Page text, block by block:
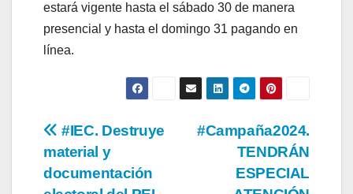
estará vigente hasta el sábado 30 de manera
presencial y hasta el domingo 31 pagando en
línea.
Navegación
de
#Campaña2024.
TENDRÁN
ESPECIAL
#IEC. Destruye
material y
documentación